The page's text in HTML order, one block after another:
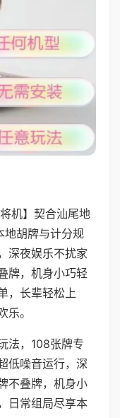
机】契合汕尾地
地胡牌与计分规
深夜娱乐不扰家
牌，机身小巧轻
，长辈轻松上
。
法，108张牌专
低噪音运行，深
不叠牌，机身小
日常组局尽享本